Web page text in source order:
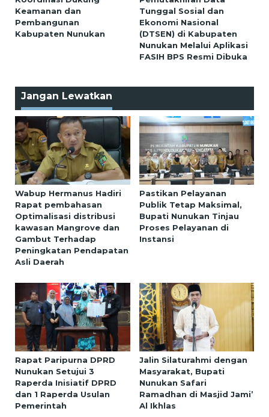
Keamanan dan
Pembangunan
Kabupaten Nunukan
Tunggal Sosial dan
Ekonomi Nasional
(DTSEN) di Kabupaten
Nunukan Melalui Aplikasi
FASIH BPS Resmi Dibuka
Jangan Lewatkan
Wabup Hermanus Hadiri
Rapat pembahasan
Optimalisasi distribusi
kawasan Mangrove dan
Gambut Terhadap
Peningkatan Pendapatan
Asli Daerah
Pastikan Pelayanan
Publik Tetap Maksimal,
Bupati Nunukan Tinjau
Proses Pelayanan di
Instansi
Rapat Paripurna DPRD
Nunukan Setujui 3
Raperda Inisiatif DPRD
dan 1 Raperda Usulan
Pemerintah
Jalin Silaturahmi dengan
Masyarakat, Bupati
Nunukan Safari
Ramadhan di Masjid Jami’
Al Ikhlas